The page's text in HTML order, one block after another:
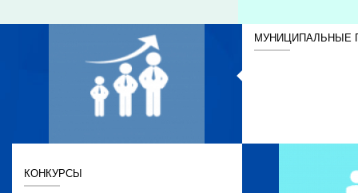
МУНИЦИПАЛЬНЫЕ
КОНКУРСЫ